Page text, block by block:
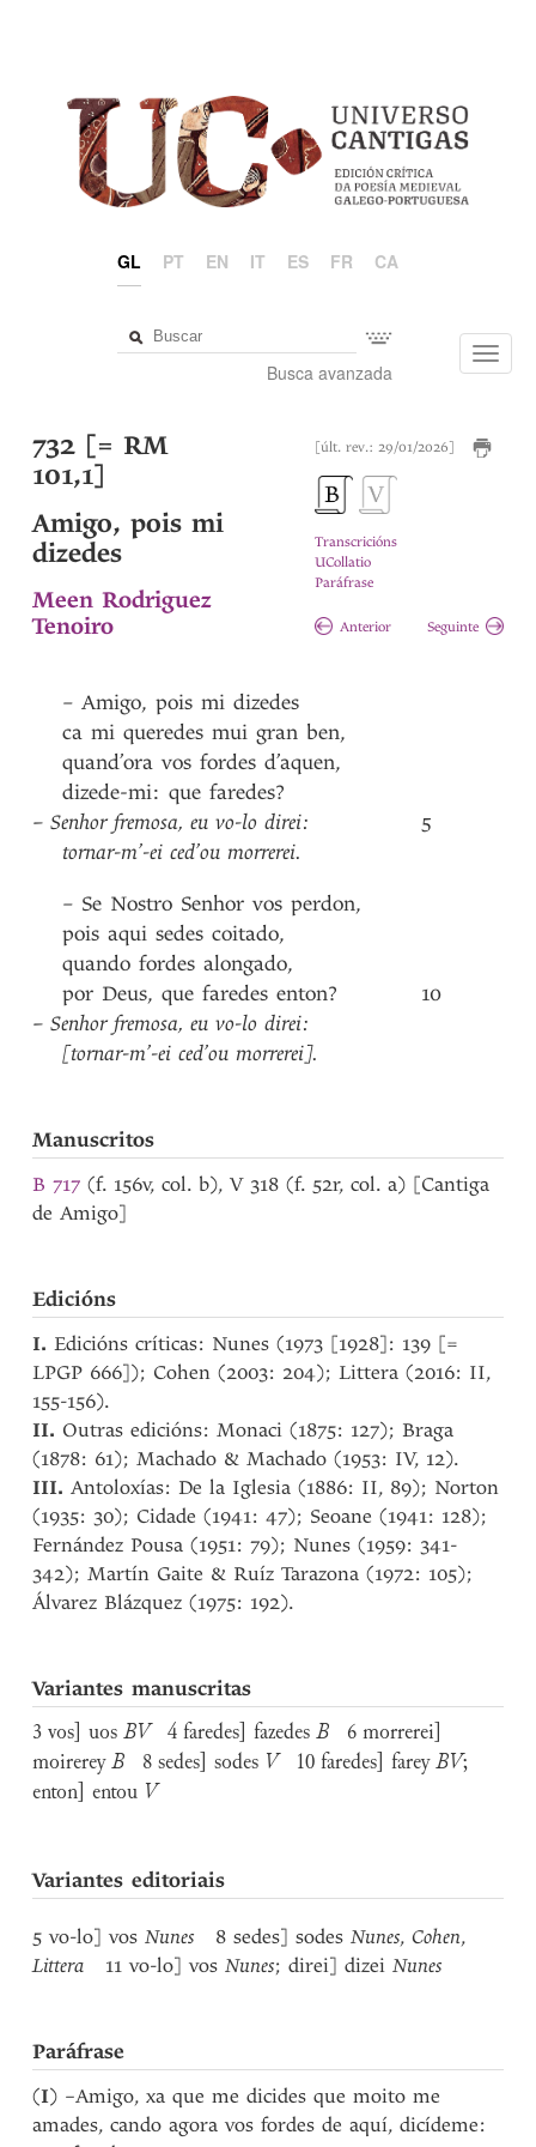
GL PT EN IT ES FR CA
Busca avanzada
[últ. rev.: 29/01/2026]
Transcricións
UCollatio
Paráfrase
Anterior Seguinte
732 [= RM
101,1]
Amigo, pois mi
dizedes
Meen Rodriguez
Tenoiro
– Amigo, pois mi dizedes
ca mi queredes mui gran ben,
quand’ora vos fordes d’aquen,
dizede-mi: que faredes?
– Senhor fremosa, eu vo-lo direi:
tornar-m’-ei ced’ou morrerei.
– Se Nostro Senhor vos perdon,
pois aqui sedes coitado,
quando fordes alongado,
por Deus, que faredes enton?
– Senhor fremosa, eu vo-lo direi:
[tornar-m’-ei ced’ou morrerei].
5
10
Manuscritos
B 717 (f. 156v, col. b), V 318 (f. 52r, col. a) [Cantiga
de Amigo]
Edicións
I.Edicións críticas: Nunes (1973 [1928]: 139 [=
LPGP 666]); Cohen (2003: 204); Littera (2016: II,
155-156).
II. Outras edicións: Monaci (1875: 127); Braga
(1878: 61); Machado & Machado (1953: IV, 12).
III.Antoloxías: De la Iglesia (1886: II, 89); Norton
(1935: 30); Cidade (1941: 47); Seoane (1941: 128);
Fernández Pousa (1951: 79); Nunes (1959: 341-
342); Martín Gaite & Ruíz Tarazona (1972: 105);
Álvarez Blázquez (1975: 192).
Variantes manuscritas
3 vos] uosBV 4 faredes] fazedesB 6 morrerei]
moirereyB 8 sedes] sodes V 10 faredes] fareyBV;
enton] entou V
Variantes editoriais
5 vo-lo] vosNunes 8 sedes] sodesNunes,Cohen,
Littera 11 vo-lo] vosNunes; direi] dizeiNunes
Paráfrase
(I) –Amigo, xa que me dicides que moito me
amades, cando agora vos fordes de aquí, dicídeme: